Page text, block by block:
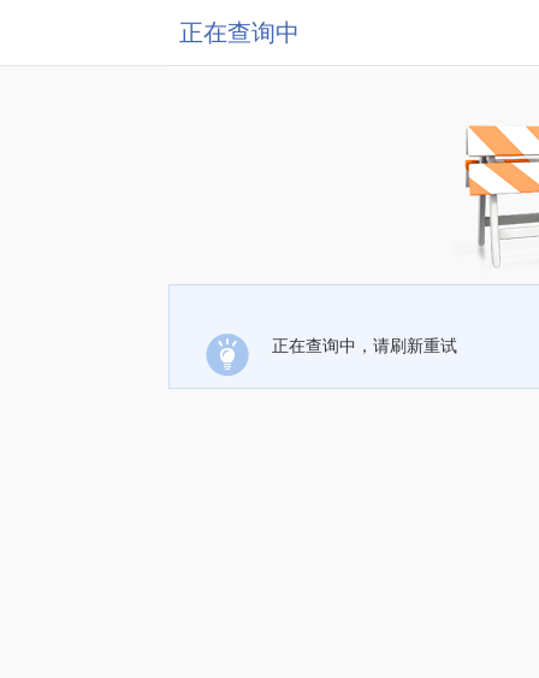
正在查询中
正在查询中，请刷新重试